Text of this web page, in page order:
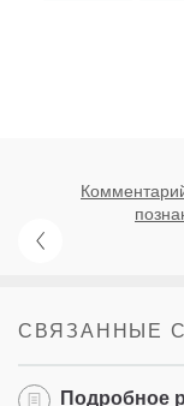
СВЯЗАННЫЕ
Подробное